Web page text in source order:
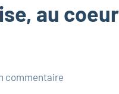
au
commentaire